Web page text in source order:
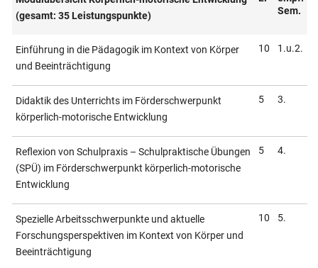
(gesamt: 35 Leistungspunkte)
Sem.
Einführung in die Pädagogik im Kontext von Körper
und Beein­trächti­gung
10 1.u.2.
Didaktik des Unterrichts im Förder­schwerpunkt
körperlich-motorische Entwicklung
5 3.
Reflexion von Schulpraxis – Schulpraktische Übungen
(SPÜ) im Förderschwerpunkt körperlich-motorische
Entwicklung
5 4.
Spezielle Arbeitsschwerpunkte und aktuelle
Forschungsperspektiven im Kontext von Körper und
Beein­träch­tigung
10 5.